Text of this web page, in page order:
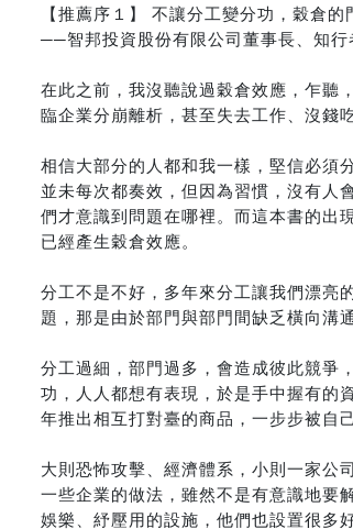
【推薦序１】 不讓分工變分功，穀倉的
──智邦投資股份有限公司董事長、知
在此之前，我沒聽說過穀倉效應，乍聽
臨企業分崩離析，甚至失去工作、沒錢
相信大部分的人都和我一樣，堅信必須
並未每次都奏效，但因為習慣，沒有人
們才意識到問題在哪裡。而這本書的出
已經產生穀倉效應。
分工不是不好，多年來分工讓我們漂亮
題，那是由於部門與部門間缺乏橫向溝
分工過細，部門過多，會造成彼此競爭
功，人人都想有表現，於是手中握有的
年推出相互打對臺的商品，一步步被自
大則恐怖攻擊、經濟體系，小則一家公
一些企業的做法，雖然不是有意識地要
娛樂、紓壓用的設施，他們也設置很多